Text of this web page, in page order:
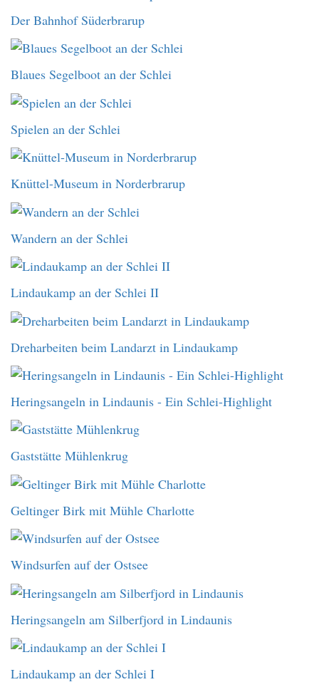
Der Bahnhof Süderbrarup
Blaues Segelboot an der Schlei
Spielen an der Schlei
Knüttel-Museum in Norderbrarup
Wandern an der Schlei
Lindaukamp an der Schlei II
Dreharbeiten beim Landarzt in Lindaukamp
Heringsangeln in Lindaunis - Ein Schlei-Highlight
Gaststätte Mühlenkrug
Geltinger Birk mit Mühle Charlotte
Windsurfen auf der Ostsee
Heringsangeln am Silberfjord in Lindaunis
Lindaukamp an der Schlei I